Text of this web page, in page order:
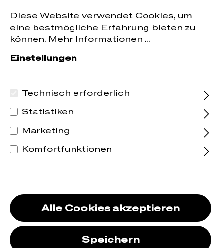
springen
auf die erste Bestellung erhalten.
2023 Beaune Les
Bressandes
Diese Website verwendet Cookies, um
eine bestmögliche Erfahrung bieten zu
können. Mehr Informationen ...
Einstellungen
Technisch erforderlich
Statistiken
Marketing
Komfortfunktionen
Alle Cookies akzeptieren
Speichern